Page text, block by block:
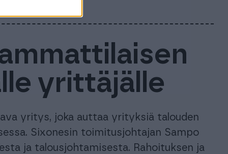
yrittäjälle
yritys, joka auttaa yrityksiä talouden
Sixonesin toimitusjohtajan Sampo
ja talousjohtamisesta. Rahoituksen ja